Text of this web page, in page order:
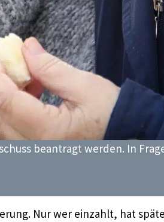
beantragt werden. In
Nur wer einzahlt, hat